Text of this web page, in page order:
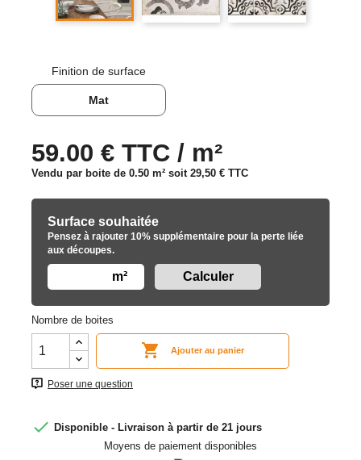
Finition de surface
Mat
59.00 € TTC / m²
Vendu par boite de 0.50 m² soit 29,50 € TTC
Surface souhaitée
Pensez à rajouter 10% supplémentaire pour la perte liée
aux découpes.
m²
Nombre de boites
 Ajouter au panier
Poser une question
 Disponible - Livraison à partir de 21 jours
Moyens de paiement disponibles